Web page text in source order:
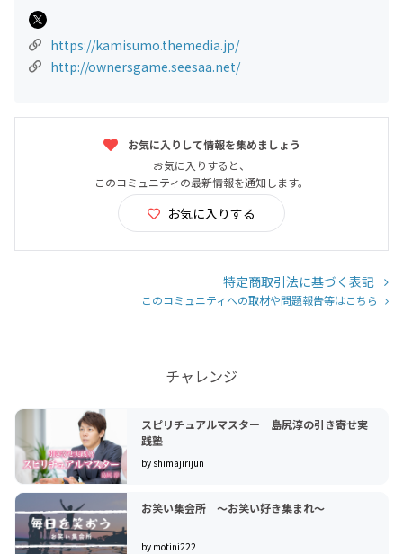
https://kamisumo.themedia.jp/
http://ownersgame.seesaa.net/
お気に入りして情報を集めましょう
お気に入りすると、
このコミュニティの最新情報を通知します。
お気に入りする
特定商取引法に基づく表記
このコミュニティへの取材や問題報告等はこちら
チャレンジ
スピリチュアルマスター 島尻淳の引き寄せ実
践塾
by shimajirijun
お笑い集会所 ～お笑い好き集まれ～
by motini222